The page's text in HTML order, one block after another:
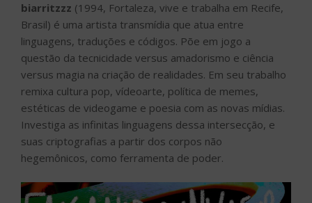
biarritzzz (1994, Fortaleza, vive e trabalha em Recife,
Brasil) é uma artista transmídia que atua entre
linguagens, traduções e códigos. Põe em jogo a
questão da tecnicidade versus amadorismo e ciência
versus magia na criação de realidades. Em seu trabalho
remixa cultura pop, vídeoarte, política de memes,
estéticas de videogame e poesia com as novas mídias.
Investiga as infinitas linguagens dessa intersecção, e
suas criptografias a partir dos corpos não
hegemônicos, como ferramenta de poder.